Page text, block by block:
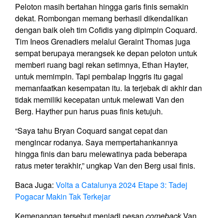
Peloton masih bertahan hingga garis finis semakin
dekat. Rombongan memang berhasil dikendalikan
dengan baik oleh tim Cofidis yang dipimpin Coquard.
Tim Ineos Grenadiers melalui Geraint Thomas juga
sempat berupaya merangsek ke depan peloton untuk
memberi ruang bagi rekan setimnya, Ethan Hayter,
untuk memimpin. Tapi pembalap Inggris itu gagal
memanfaatkan kesempatan itu. Ia terjebak di akhir dan
tidak memiliki kecepatan untuk melewati Van den
Berg. Hayther pun harus puas finis ketujuh.
“Saya tahu Bryan Coquard sangat cepat dan
mengincar rodanya. Saya mempertahankannya
hingga finis dan baru melewatinya pada beberapa
ratus meter terakhir,” ungkap Van den Berg usai finis.
Baca Juga: Volta a Catalunya 2024 Etape 3: Tadej
Pogacar Makin Tak Terkejar
Kemenangan tersebut menjadi pesan comebackVan